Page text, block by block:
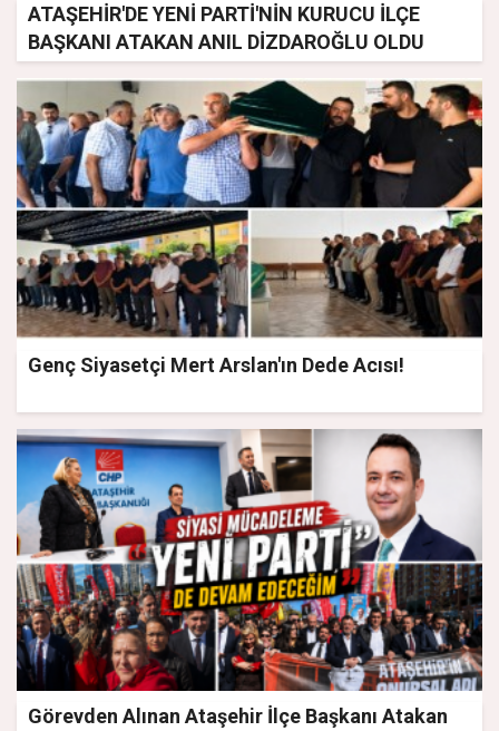
ATAŞEHİR'DE YENİ PARTİ'NİN KURUCU İLÇE
BAŞKANI ATAKAN ANIL DİZDAROĞLU OLDU
Genç Siyasetçi Mert Arslan'ın Dede Acısı!
Görevden Alınan Ataşehir İlçe Başkanı Atakan